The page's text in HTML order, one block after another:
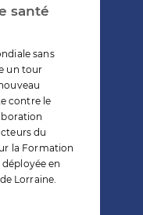
santé
sans
un tour
contre le
du
la Formation
déployée en
Lorraine.